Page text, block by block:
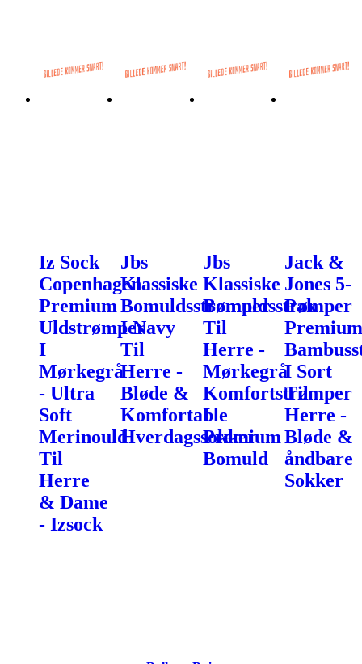
Iz Sock
Copenhagen
Premium
Uldstrømper
I
Mørkegrå
- Ultra
Soft
Merinould
Til
Herre
& Dame
- Izsock
Jbs
Klassiske
Bomuldsstrømper
I Navy
Til
Herre -
Bløde &
Komfortable
Hverdagssokker
Jbs
Klassiske
Bomuldsstrømper
Til
Herre -
Mørkegrå
Komfortstrømper
I
Premium
Bomuld
Jack &
Jones 5-
Pak
Premium
I Sort
Til
Herre -
Bløde &
åndbare
Sokker